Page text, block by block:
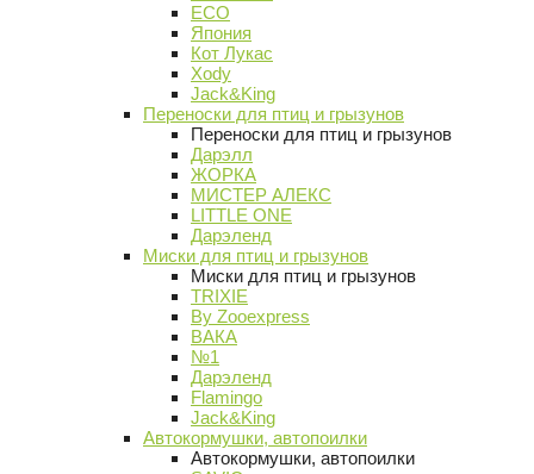
ECO
Япония
Кот Лукас
Xody
Jack&King
Переноски для птиц и грызунов
Переноски для птиц и грызунов
Дарэлл
ЖОРКА
МИСТЕР АЛЕКС
LITTLE ONE
Дарэленд
Миски для птиц и грызунов
Миски для птиц и грызунов
TRIXIE
By Zooexpress
ВАКА
№1
Дарэленд
Flamingo
Jack&King
Автокормушки, автопоилки
Автокормушки, автопоилки